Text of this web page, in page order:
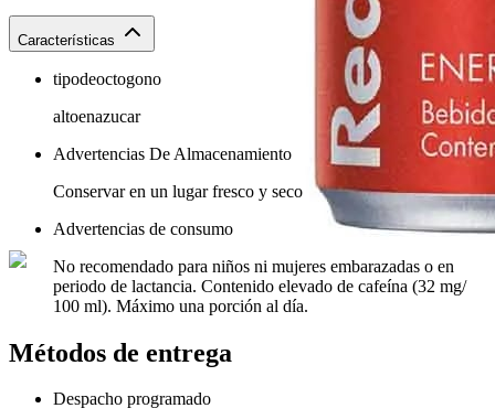
Características
tipodeoctogono
altoenazucar
Advertencias De Almacenamiento
Conservar en un lugar fresco y seco
Advertencias de consumo
No recomendado para niños ni mujeres embarazadas o en
periodo de lactancia. Contenido elevado de cafeína (32 mg/
100 ml). Máximo una porción al día.
Métodos de entrega
Despacho programado